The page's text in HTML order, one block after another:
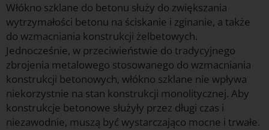
Włókno szklane do betonu służy do zwiększania
wytrzymałości betonu na ściskanie i zginanie, a także
do wzmacniania konstrukcji żelbetowych.
Jednocześnie, w przeciwieństwie do tradycyjnego
zbrojenia metalowego stosowanego do wzmacniania
konstrukcji betonowych, włókno szklane nie wpływa
niekorzystnie na stan konstrukcji monolitycznej. Aby
konstrukcje betonowe służyły przez długi czas i
niezawodnie, muszą być wystarczająco mocne i trwałe.